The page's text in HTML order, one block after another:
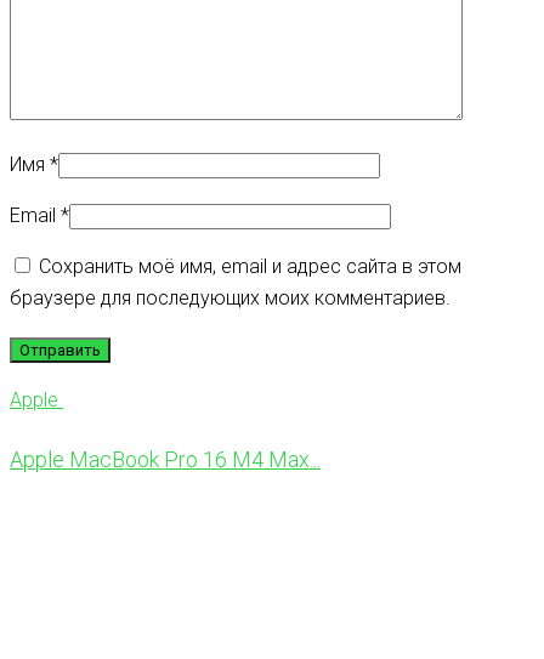
Имя *
Email *
Сохранить моё имя, email и адрес сайта в этом
браузере для последующих моих комментариев.
Apple
Apple MacBook Pro 16 M4 Max...